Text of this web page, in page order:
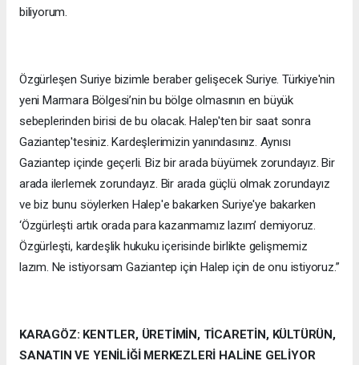
biliyorum.
Özgürleşen Suriye bizimle beraber gelişecek Suriye. Türkiye'nin
yeni Marmara Bölgesi’nin bu bölge olmasının en büyük
sebeplerinden birisi de bu olacak. Halep'ten bir saat sonra
Gaziantep'tesiniz. Kardeşlerimizin yanındasınız. Aynısı
Gaziantep içinde geçerli. Biz bir arada büyümek zorundayız. Bir
arada ilerlemek zorundayız. Bir arada güçlü olmak zorundayız
ve biz bunu söylerken Halep'e bakarken Suriye'ye bakarken
‘Özgürleşti artık orada para kazanmamız lazım’ demiyoruz.
Özgürleşti, kardeşlik hukuku içerisinde birlikte gelişmemiz
lazım. Ne istiyorsam Gaziantep için Halep için de onu istiyoruz.”
KARAGÖZ: KENTLER, ÜRETİMİN, TİCARETİN, KÜLTÜRÜN,
SANATIN VE YENİLİĞİ MERKEZLERİ HALİNE GELİYOR